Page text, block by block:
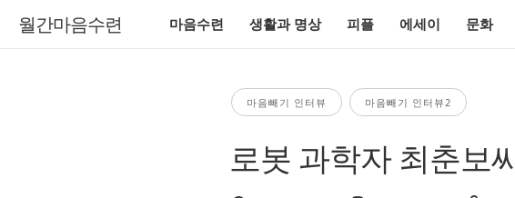
월간마음수련 마음수련 생활과 명상 피플 에세이 문화
마음빼기 인터뷰 마음빼기 인터뷰2
로봇 과학자 최춘보